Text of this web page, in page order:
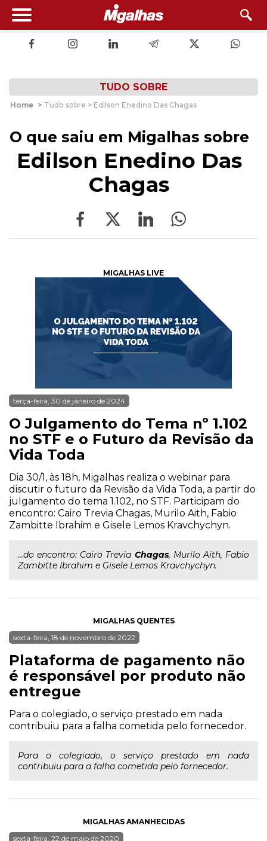
TUDO SOBRE
Home > Tudo sobre > Edilson Enedino Das Chagas
O que saiu em Migalhas sobre
Edilson Enedino Das
Chagas
MIGALHAS LIVE
terça-feira, 30 de janeiro de 2024
O Julgamento do Tema nº 1.102
no STF e o Futuro da Revisão da
Vida Toda
Dia 30/1, às 18h, Migalhas realiza o webinar para
discutir o futuro da Revisão da Vida Toda, a partir do
julgamento do tema 1.102, no STF. Participam do
encontro: Cairo Trevia Chagas, Murilo Aith, Fabio
Zambitte Ibrahim e Gisele Lemos Kravchychyn.
...do encontro: Cairo Trevia Chagas, Murilo Aith, Fabio
Zambitte Ibrahim e Gisele Lemos Kravchychyn.
MIGALHAS QUENTES
sexta-feira, 18 de novembro de 2022
Plataforma de pagamento não
é responsável por produto não
entregue
Para o colegiado, o serviço prestado em nada
contribuiu para a falha cometida pelo fornecedor.
Para o colegiado, o serviço prestado em nada
contribuiu para a falha cometida pelo fornecedor.
MIGALHAS AMANHECIDAS
sexta-feira, 22 de maio de 2020